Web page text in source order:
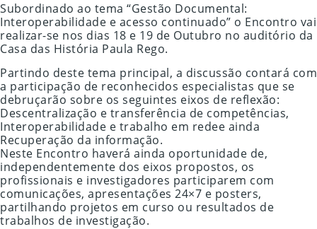
Subordinado ao tema “Gestão Documental:
Interoperabilidade e acesso continuado” o Encontro vai
realizar-se nos dias 18 e 19 de Outubro no auditório da
Casa das História Paula Rego.
Partindo deste tema principal, a discussão contará com
a participação de reconhecidos especialistas que se
debruçarão sobre os seguintes eixos de reflexão:
Descentralização e transferência de competências,
Interoperabilidade e trabalho em redee ainda
Recuperação da informação.
Neste Encontro haverá ainda oportunidade de,
independentemente dos eixos propostos, os
profissionais e investigadores participarem com
comunicações, apresentações 24×7 e posters,
partilhando projetos em curso ou resultados de
trabalhos de investigação.